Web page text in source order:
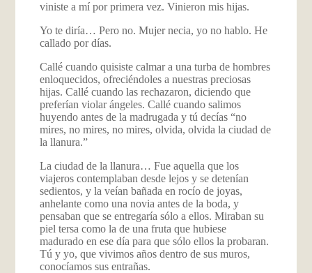
viniste a mí por primera vez. Vinieron mis hijas.
Yo te diría… Pero no. Mujer necia, yo no hablo. He
callado por días.
Callé cuando quisiste calmar a una turba de hombres
enloquecidos, ofreciéndoles a nuestras preciosas
hijas. Callé cuando las rechazaron, diciendo que
preferían violar ángeles. Callé cuando salimos
huyendo antes de la madrugada y tú decías “no
mires, no mires, no mires, olvida, olvida la ciudad de
la llanura.”
La ciudad de la llanura… Fue aquella que los
viajeros contemplaban desde lejos y se detenían
sedientos, y la veían bañada en rocío de joyas,
anhelante como una novia antes de la boda, y
pensaban que se entregaría sólo a ellos. Miraban su
piel tersa como la de una fruta que hubiese
madurado en ese día para que sólo ellos la probaran.
Tú y yo, que vivimos años dentro de sus muros,
conocíamos sus entrañas.